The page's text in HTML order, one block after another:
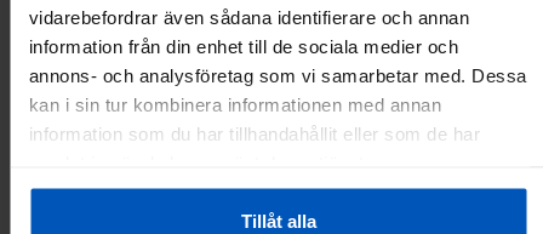
vidarebefordrar även sådana identifierare och annan
information från din enhet till de sociala medier och
annons- och analysföretag som vi samarbetar med. Dessa
kan i sin tur kombinera informationen med annan
information som du har tillhandahållit eller som de har
Tillåt alla
Per Olov E.12.08.2025
Pingisbord
Bra pris, fri frakt och bra kvalitet på produkten
detta